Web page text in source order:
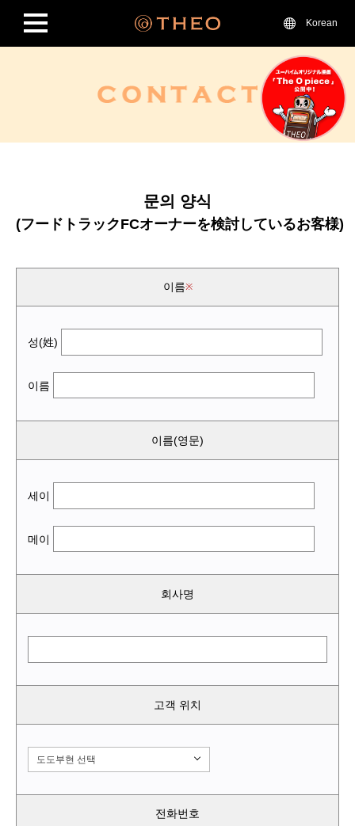
Korean
문의 양식
(フードトラックFCオーナーを検討しているお客様)
이름
성(姓)
이름
이름(영문)
세이
메이
회사명
고객 위치
도도부현 선택
전화번호